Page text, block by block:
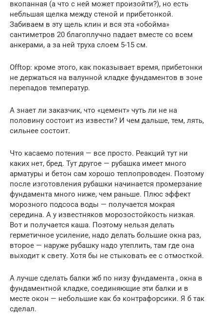
вкопанная (а что с ней может произойти?), но есть
небльшая щелка между стеной и прибетонкой.
Забиваем в эту щель клин и вся эта «обойма»
сантиметров 20 благоплучно падает вместе со всем
анкерами, а за ней труха слоем 5-15 см.
Offtop: кроме этого, как показывает время, прибетонки
не держаться на валунной кладке фундаментов в зоне
перепадов температур.
А знает ли заказчик, что «цемент» чуть ли не на
половину состоит из извести? И чем дальше, тем, лять,
сильнее состоит.
Что касаемо потения — все просто. Реакций тут ни
каких нет, бред. Тут другое — рубашка имеет много
арматуры и бетон сам хорошо теплопроводен. Поэтому
после изготовления рубашки начинается промерзание
фундамента много ниже, чем раньше. Плюс эффект
морозного подсоса воды — получается мокрая
середина. А у известняков морозостойкость низкая.
Вот и получается каша. Поэтому нельзя делать
герметичное усиление, надо делать большие окна раз,
второе — наруже рубашку надо утеплить, там где она
выходит к свету. Хотя бы не стыковать ее с отмосткой.
А лучше сделать балки жб по низу фундамента , окна в
фундаментной кладке, соединяющие эти балки и в
месте окон — небольшие как бэ контрафорсики. Я б так
сделал.